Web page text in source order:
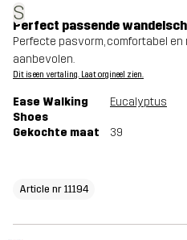
S
Perfect passende
Perfecte pasvorm, comfortabel
aanbevolen.
Dit is een vertaling. Laat orgineel zien.
Ease Walking
Shoes
Eucalyptus
Gekochte maat 39
Article nr 11194